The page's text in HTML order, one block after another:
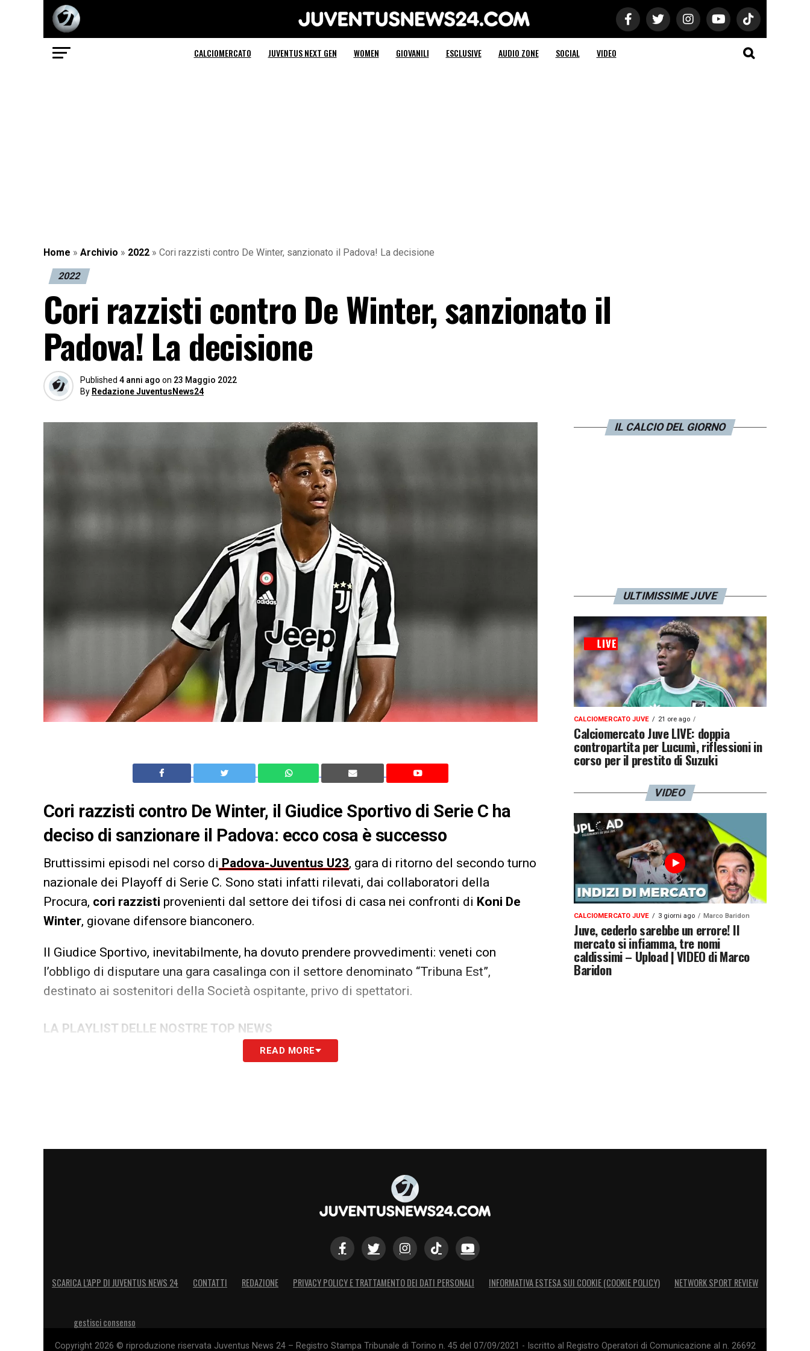
Juventus News 24
CALCIOMERCATO JUVENTUS NEXT GEN WOMEN GIOVANILI ESCLUSIVE AUDIO ZONE SOCIAL VIDEO
Home » Archivio » 2022 » Cori razzisti contro De Winter, sanzionato il Padova! La decisione
2022
Cori razzisti contro De Winter, sanzionato il
Padova! La decisione
Published 4 anni ago on 23 Maggio 2022
By Redazione JuventusNews24
Cori razzisti contro De Winter, il Giudice Sportivo di Serie C ha
deciso di sanzionare il Padova: ecco cosa è successo
Bruttissimi episodi nel corso di Padova-Juventus U23, gara di ritorno del secondo turno
nazionale dei Playoff di Serie C. Sono stati infatti rilevati, dai collaboratori della
Procura, cori razzisti provenienti dal settore dei tifosi di casa nei confronti di Koni De
Winter, giovane difensore bianconero.
Il Giudice Sportivo, inevitabilmente, ha dovuto prendere provvedimenti: veneti con
l’obbligo di disputare una gara casalinga con il settore denominato “Tribuna Est”,
destinato ai sostenitori della Società ospitante, privo di spettatori.
LA PLAYLIST DELLE NOSTRE TOP NEWS
READ MORE
IL CALCIO DEL GIORNO
ULTIMISSIME JUVE
CALCIOMERCATO JUVE 21 ore ago
Calciomercato Juve LIVE: doppia
contropartita per Lucumì, riflessioni in
corso per il prestito di Suzuki
VIDEO
CALCIOMERCATO JUVE 3 giorni ago Marco Baridon
Juve, cederlo sarebbe un errore! Il
mercato si infiamma, tre nomi
caldissimi – Upload | VIDEO di Marco
Baridon
SCARICA L’APP DI JUVENTUS NEWS 24 CONTATTI REDAZIONE PRIVACY POLICY E TRATTAMENTO DEI DATI PERSONALI INFORMATIVA ESTESA SUI COOKIE (COOKIE POLICY) NETWORK SPORT REVIEW
gestisci consenso
Copyright 2026 © riproduzione riservata Juventus News 24 – Registro Stampa Tribunale di Torino n. 45 del 07/09/2021 - Iscritto al Registro Operatori di Comunicazione al n. 26692